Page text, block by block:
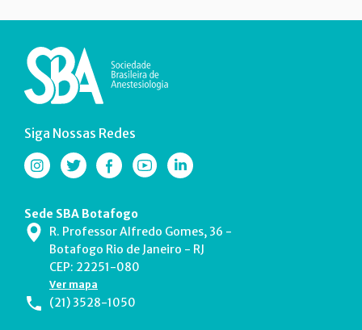
Siga Nossas Redes
Sede SBA Botafogo
R. Professor Alfredo Gomes, 36 -
Botafogo Rio de Janeiro - RJ
CEP: 22251-080
Ver mapa
(21) 3528-1050